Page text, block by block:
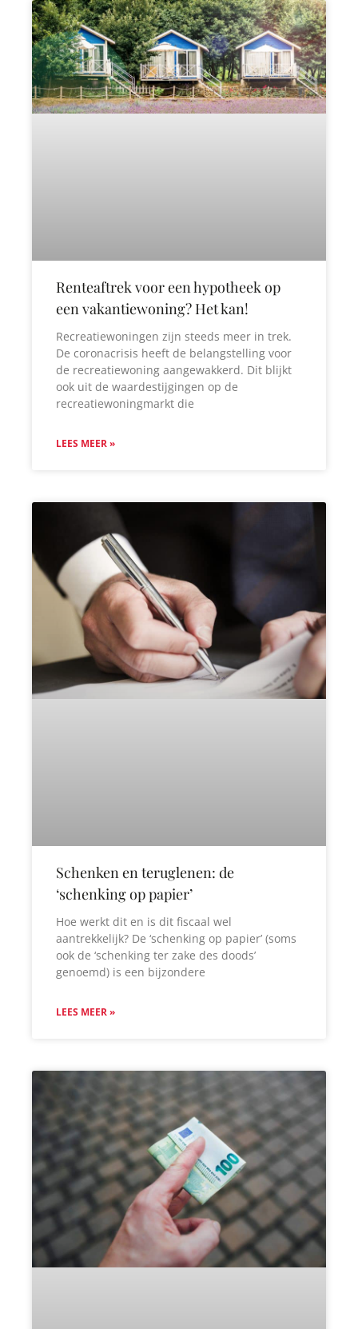
Renteaftrek voor een hypotheek op
een vakantiewoning? Het kan!
Recreatiewoningen zijn steeds meer in trek.
De coronacrisis heeft de belangstelling voor
de recreatiewoning aangewakkerd. Dit blijkt
ook uit de waardestijgingen op de
recreatiewoningmarkt die
LEES MEER »
Schenken en teruglenen: de
‘schenking op papier’
Hoe werkt dit en is dit fiscaal wel
aantrekkelijk? De ‘schenking op papier’ (soms
ook de ‘schenking ter zake des doods’
genoemd) is een bijzondere
LEES MEER »